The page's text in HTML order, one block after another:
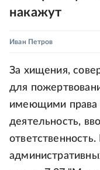
накажут
Иван Петров
За хищения,
для
имеющими права
деятельность,